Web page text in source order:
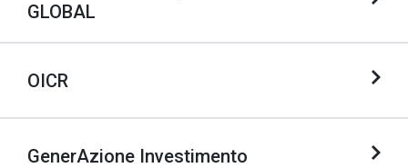
GLOBAL
OICR
GenerAzione Investimento